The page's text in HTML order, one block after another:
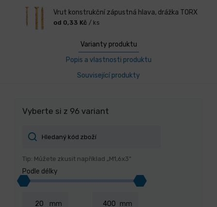
Vrut konstrukční zápustná hlava, drážka TORX
od 0,33 Kč / ks
Varianty produktu
Popis a vlastnosti produktu
Související produkty
Vyberte si z 96 variant
Tip: Můžete zkusit například „M1,6x3“
Podle délky
mm mm